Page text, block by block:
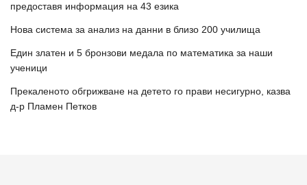
предоставя информация на 43 езика
Нова система за анализ на данни в близо 200 училища
Един златен и 5 бронзови медала по математика за наши
ученици
Прекаленото обгрижване на детето го прави несигурно, казва
д-р Пламен Петков